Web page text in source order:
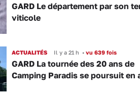
GARD Le département par son
viticole
ACTUALITÉS Il y a 21 h •vu 639 fois
GARD La tournée des 20 ans de
Camping Paradis se poursuit en